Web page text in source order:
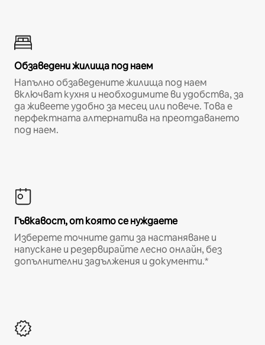
Обзаведени жилища под наем
Напълно обзаведените жилища под наем
включват кухня и необходимите ви удобства, за
да живеете удобно за месец или повече. Това е
перфектната алтернатива на преотдаването
под наем.
Гъвкавост, от която се нуждаете
Изберете точните дати за настаняване и
напускане и резервирайте лесно онлайн, без
допълнителни задължения и документи.*